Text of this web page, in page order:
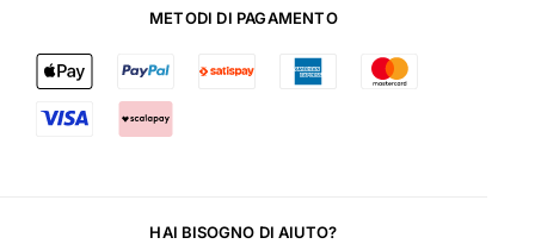
METODI DI PAGAMENTO
HAI BISOGNO DI AIUTO?